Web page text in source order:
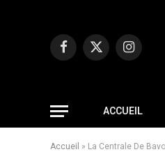
Facebook
X
ACCUEIL
Accueil » La Centrale De